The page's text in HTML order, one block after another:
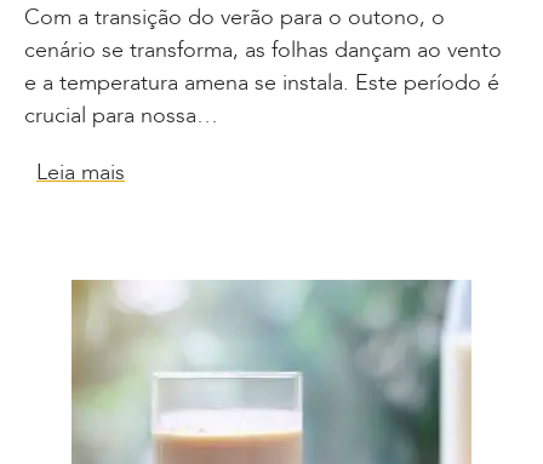
Com a transição do verão para o outono, o
cenário se transforma, as folhas dançam ao vento
e a temperatura amena se instala. Este período é
crucial para nossa…
Leia mais